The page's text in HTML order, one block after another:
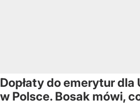
Dopłaty do emerytur dla
w Polsce. Bosak mówi,